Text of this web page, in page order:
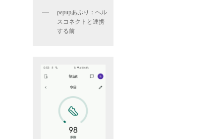
pepupあぷり：ヘル
スコネクトと連携
する前